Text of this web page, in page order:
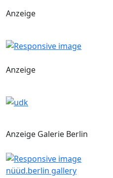
Anzeige
Anzeige
Anzeige Galerie Berlin
nüüd.berlin gallery